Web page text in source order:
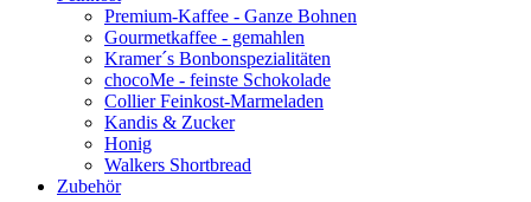
Premium-Kaffee - Ganze Bohnen
Gourmetkaffee - gemahlen
Kramer´s Bonbonspezialitäten
chocoMe - feinste Schokolade
Collier Feinkost-Marmeladen
Kandis & Zucker
Honig
Walkers Shortbread
Zubehör